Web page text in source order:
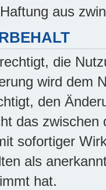
aus
die
wird dem
den
das
sofortiger
als
hat.